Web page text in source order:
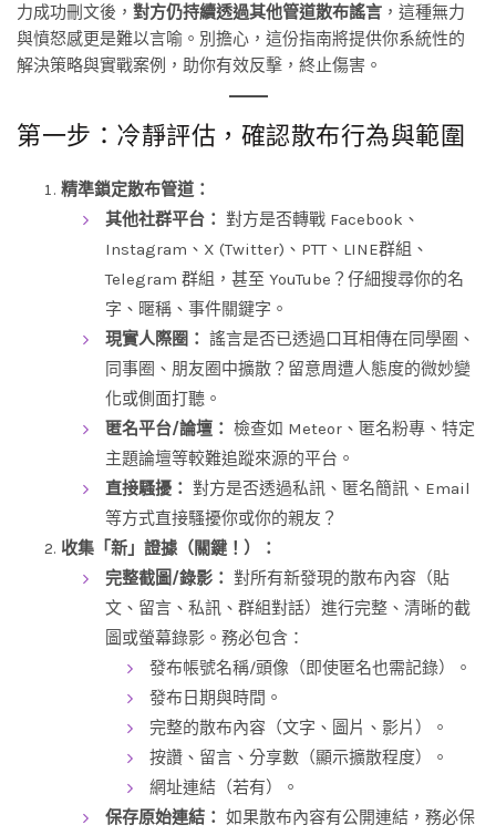
力成功刪文後， 對方仍持續透過其他管道散布謠言 ，這種無力
與憤怒感更是難以言喻。別擔心，這份指南將提供你系統性的
解決策略與實戰案例，助你有效反擊，終止傷害。
第一步：冷靜評估，確認散布行為與範圍
精準鎖定散布管道：
其他社群平台： 對方是否轉戰 Facebook、
Instagram、X (Twitter)、PTT、LINE群組、
Telegram 群組，甚至 YouTube？仔細搜尋你的名
字、暱稱、事件關鍵字。
現實人際圈： 謠言是否已透過口耳相傳在同學圈、
同事圈、朋友圈中擴散？留意周遭人態度的微妙變
化或側面打聽。
匿名平台/論壇： 檢查如 Meteor、匿名粉專、特定
主題論壇等較難追蹤來源的平台。
直接騷擾： 對方是否透過私訊、匿名簡訊、Email
等方式直接騷擾你或你的親友？
收集「新」證據（關鍵！）：
完整截圖/錄影： 對所有新發現的散布內容（貼
文、留言、私訊、群組對話）進行完整、清晰的截
圖或螢幕錄影。務必包含：
發布帳號名稱/頭像（即使匿名也需記錄）。
發布日期與時間。
完整的散布內容（文字、圖片、影片）。
按讚、留言、分享數（顯示擴散程度）。
網址連結（若有）。
保存原始連結： 如果散布內容有公開連結，務必保